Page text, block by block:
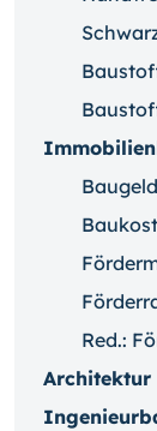
Baugeld
Red.:
Architektur